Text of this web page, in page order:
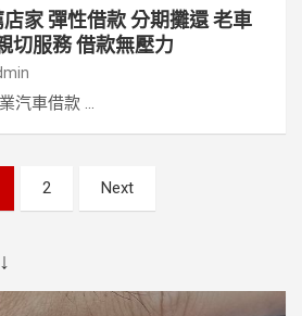
家 彈性借款 分期攤還 老車
切服務 借款無壓力
汽車借款 ...
2 Next